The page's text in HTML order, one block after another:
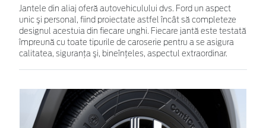
Jantele din aliaj oferă autovehiculului dvs. Ford un aspect
unic şi personal, fiind proiectate astfel încât să completeze
designul acestuia din fiecare unghi. Fiecare jantă este testată
împreună cu toate tipurile de caroserie pentru a se asigura
calitatea, siguranţa şi, bineînţeles, aspectul extraordinar.